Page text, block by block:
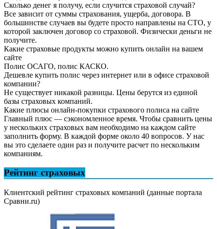
Сколько денег я получу, если случится страховой случай?
Все зависит от суммы страхования, ущерба, договора. В
большинстве случаев вы будете просто направлены на СТО, у
которой заключен договор со страховой. Физически деньги не
получите.
Какие страховые продукты можно купить онлайн на вашем
сайте
Полис ОСАГО, полис КАСКО.
Дешевле купить полис через интернет или в офисе страховой
компании?
Не существует никакой разницы. Цены берутся из единой
базы страховых компаний.
Какие плюсы онлайн-покупки страхового полиса на сайте
Главный плюс — сэкономленное время. Чтобы сравнить цены
у нескольких страховых вам необходимо на каждом сайте
заполнить форму. В каждой форме около 40 вопросов. У нас
вы это сделаете один раз и получите расчет по нескольким
компаниям.
Рейтинг страховых
Клиентский рейтинг страховых компаний (данные портала
Сравни.ru)